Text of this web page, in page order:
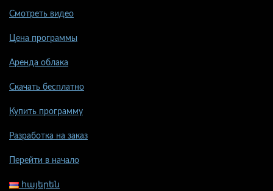
Смотреть видео
Цена программы
Аренда облака
Скачать бесплатно
Купить программу
Разработка на заказ
Перейти в начало
հայերեն